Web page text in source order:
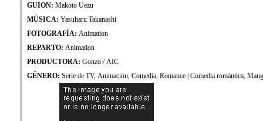
GUION: Makoto Uezu
MÚSICA: Yasuharu Takanashi
FOTOGRAFÍA: Animation
REPARTO: Animation
PRODUCTORA: Gonzo / AIC
GÉNERO:
Serie de TV, Animación, Comedia, Romance | Comedia romántica,